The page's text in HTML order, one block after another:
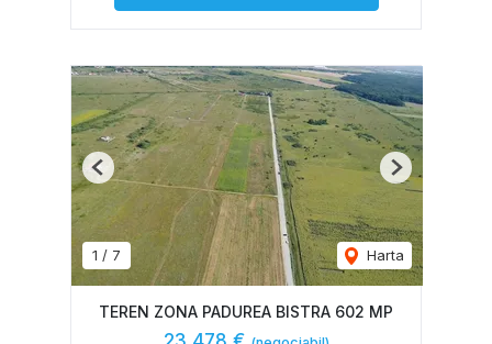
1 / 7 Harta
Previous Next
TEREN ZONA PADUREA BISTRA 602 MP